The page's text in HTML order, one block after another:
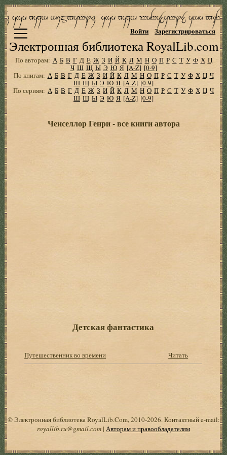
Электронная библиотека RoyalLib.com
Войти Зарегистрироваться
По авторам: А Б В Г Д Е Ж З И Й К Л М Н О П Р С Т У Ф Х Ц
Ч Ш Щ Ы Э Ю Я [A-Z] [0-9]
По книгам: А Б В Г Д Е Ж З И Й К Л М Н О П Р С Т У Ф Х Ц Ч
Ш Щ Ы Э Ю Я [A-Z] [0-9]
По сериям: А Б В Г Д Е Ж З И Й К Л М Н О П Р С Т У Ф Х Ц Ч
Ш Щ Ы Э Ю Я [A-Z] [0-9]
Ченселлор Генри - все книги автора
Детская фантастика
Путешественник во времени Читать
© Электронная библиотека RoyalLib.Com, 2010-2026. Контактный e-mail:
royallib.ru@gmail.com| Авторам и правообладателям